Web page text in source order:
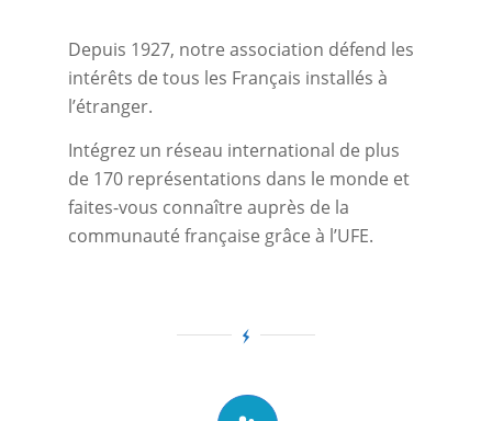
Depuis 1927, notre association défend les
intérêts de tous les Français installés à
l’étranger.
Intégrez un réseau international de plus
de 170 représentations dans le monde et
faites-vous connaître auprès de la
communauté française grâce à l’UFE.